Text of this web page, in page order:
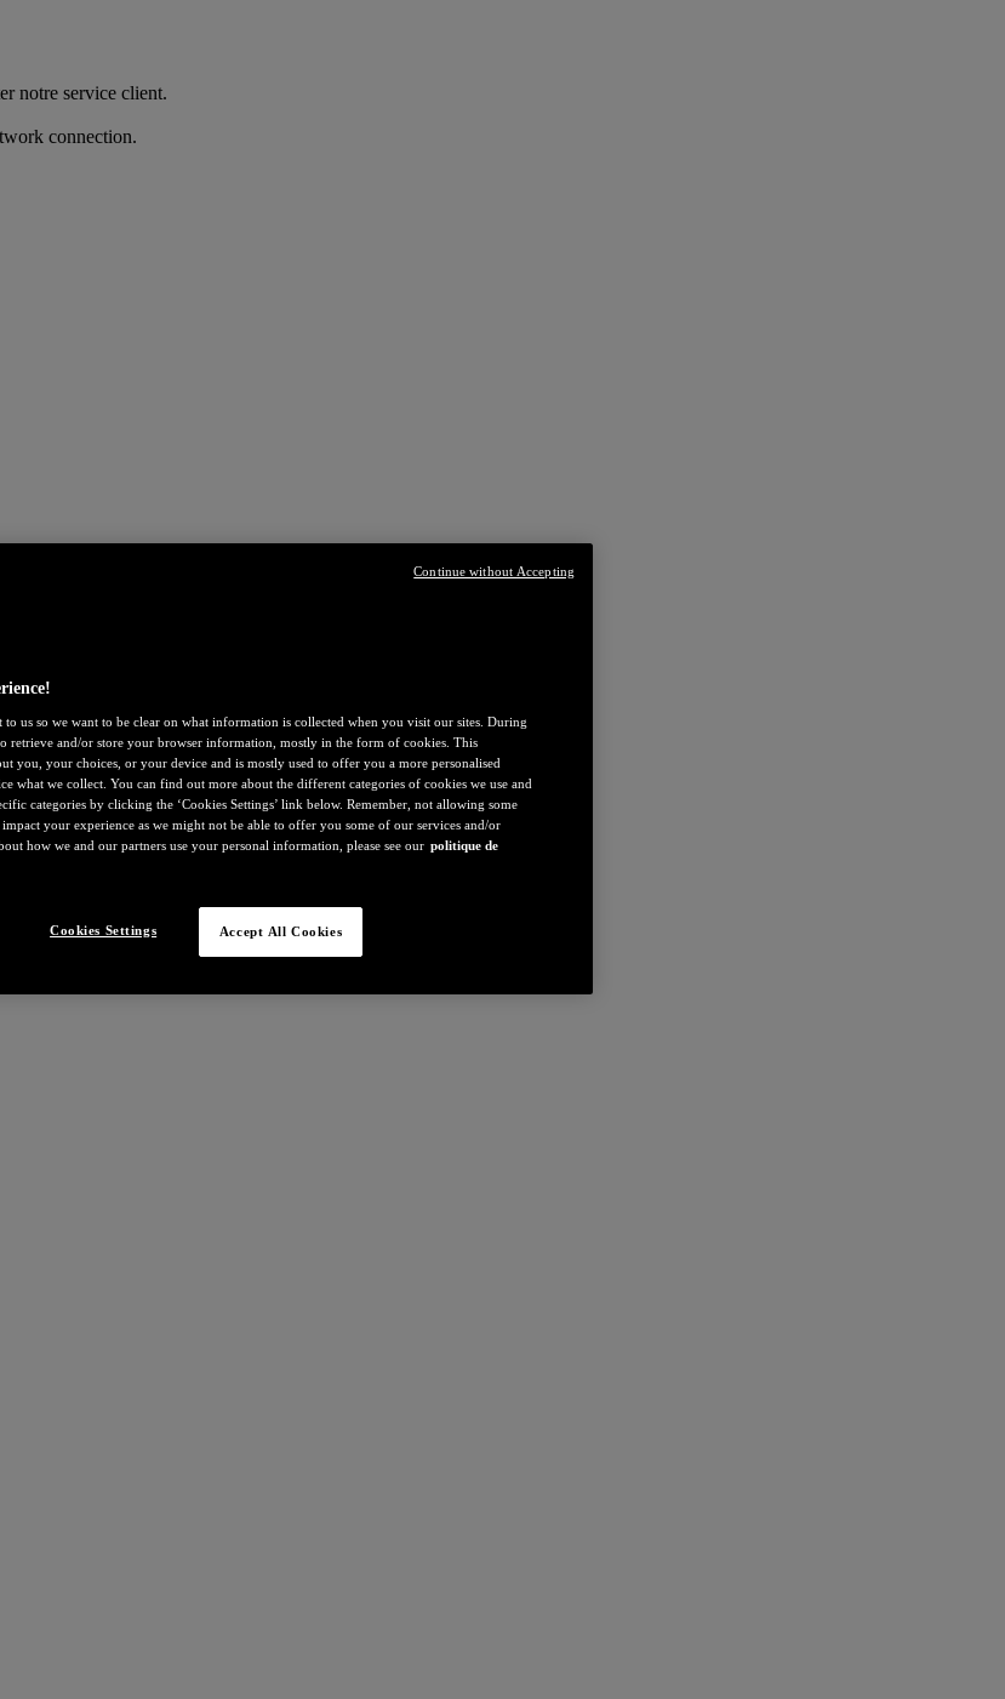
notre service client.
connection.
us so we want to be clear on what information is collected when you visit our sites. During
retrieve and/or store your browser information, mostly in the form of cookies. This
you, your choices, or your device and is mostly used to offer you a more personalised
what we collect. You can find out more about the different categories of cookies we use and
categories by clicking the ‘Cookies Settings’ link below. Remember, not allowing some
your experience as we might not be able to offer you some of our services and/or
how we and our partners use your personal information, please see our politique de
Cookies Settings Accept All Cookies
Continue without Accepting